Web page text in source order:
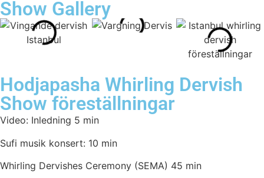
Show Gallery
Hodjapasha Whirling Dervish
Show föreställningar
Video: Inledning 5 min
Sufi musik konsert: 10 min
Whirling Dervishes Ceremony (SEMA) 45 min